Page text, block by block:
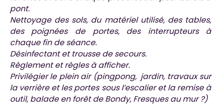
pont.
Nettoyage des sols, du matériel utilisé, des tables,
des poignées de portes, des interrupteurs à
chaque fin de séance.
Désinfectant et trousse de secours.
Règlement et règles à afficher.
Privilégier le plein air (pingpong, jardin, travaux sur
la verrière et les portes sous l’escalier et la remise à
outil, balade en forêt de Bondy, Fresques au mur ?)